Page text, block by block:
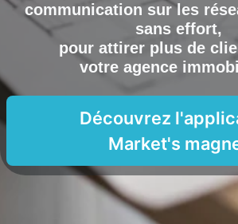
communication sur les
sans effort,
pour attirer plus de
votre agence
Découvrez
Market's